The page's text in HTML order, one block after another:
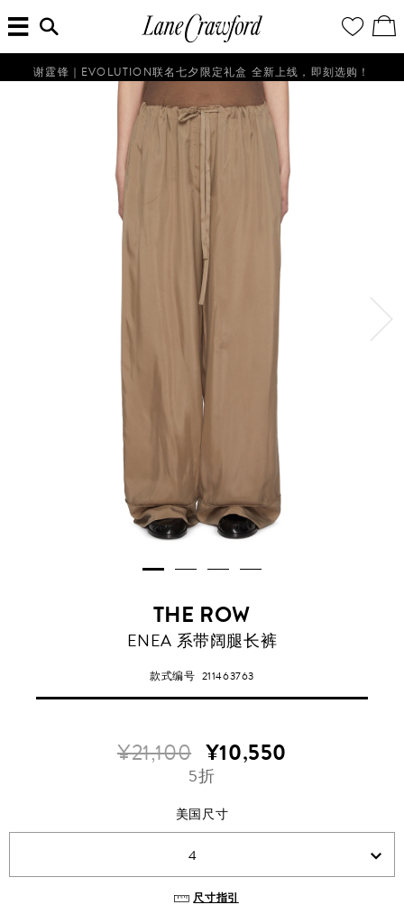
探
索
你
的
的
愿
望
清
单
看
／
修
购
单
入
搜
索
信
息...
谢霆锋｜EVOLUTION联名七夕限定礼盒 全新上线，即刻选购！
THE ROW
ENEA 系带阔腿长裤
款式编号 211463763
¥21,100 ¥10,550
5折
美国尺寸
4
尺寸指引